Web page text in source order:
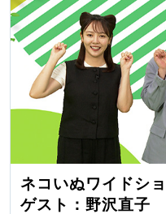
ネコいぬワイドシ
ゲスト：野沢直子